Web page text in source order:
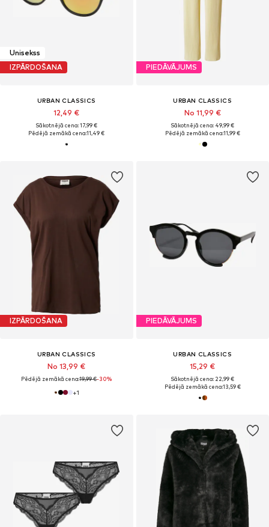
Unisekss
IZPĀRDOŠANA
URBAN CLASSICS
12,49 €
Sākotnējā cena: 17,99 €
Pēdējā zemākā cena:11,49 €
PIEDĀVĀJUMS
URBAN CLASSICS
No 11,99 €
Sākotnējā cena: 49,99 €
Pēdējā zemākā cena:11,99 €
IZPĀRDOŠANA
URBAN CLASSICS
No 13,99 €
Pēdējā zemākā cena:19,99 €-30%
+1
PIEDĀVĀJUMS
URBAN CLASSICS
15,29 €
Sākotnējā cena: 22,99 €
Pēdējā zemākā cena:13,59 €